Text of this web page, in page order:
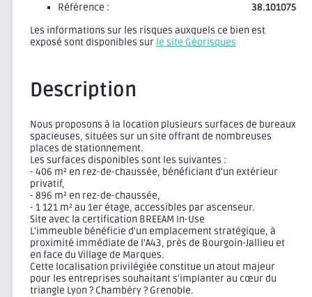
Référence :
38.101075
Les informations sur les risques auxquels ce bien est
exposé sont disponibles sur le site Géorisques
Description
Nous proposons à la location plusieurs surfaces de bureaux
spacieuses, situées sur un site offrant de nombreuses
places de stationnement.
Les surfaces disponibles sont les suivantes :
- 406 m² en rez-de-chaussée, bénéficiant d'un extérieur
privatif,
- 896 m² en rez-de-chaussée,
- 1 121 m² au 1er étage, accessibles par ascenseur.
Site avec la certification BREEAM In-Use
L'immeuble bénéficie d'un emplacement stratégique, à
proximité immédiate de l'A43, près de Bourgoin-Jallieu et
en face du Village de Marques.
Cette localisation privilégiée constitue un atout majeur
pour les entreprises souhaitant s'implanter au cœur du
triangle Lyon ? Chambéry ? Grenoble.